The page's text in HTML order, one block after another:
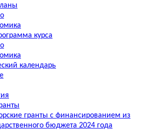
курса
календарь
гранты с финансированием из
бюджета 2024 года